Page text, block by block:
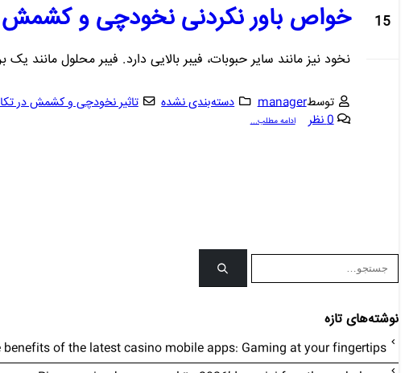
15 خواص باور نکردنی نخودچی و کشمش
نخود نیز مانند سایر حبوبات، فیبر بالایی دارد. فیبر محلول مانند
توسطmanager دسته‌بندی نشده تاثیر نخودچی و کشمش در
0 نظر
ادامه مطلب...
نوشته‌های تازه
benefits of the latest casino mobile apps: Gaming at your fingertips